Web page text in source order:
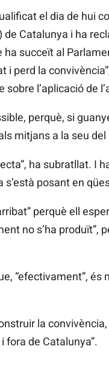
el dia de hui
Catalunya i ha
succeït al
i perd la
l’aplicació de
perquè, si
mitjans a la seu del
ha subratllat. I
posant en
perquè ell
no s’ha produït”,
“efectivament”, és
la
de Catalunya”.